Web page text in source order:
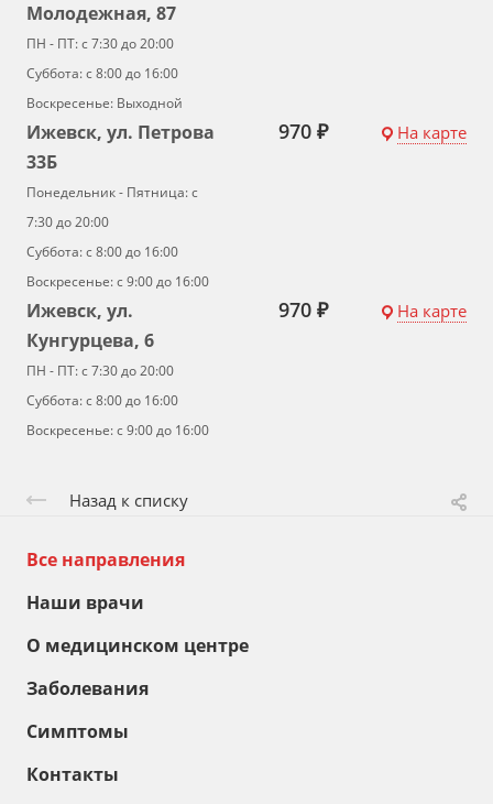
Молодежная, 87
ПН - ПТ: с 7:30 до 20:00
Суббота: с 8:00 до 16:00
Воскресенье: Выходной
Ижевск, ул. Петрова
33Б
Понедельник - Пятница: с
7:30 до 20:00
Суббота: с 8:00 до 16:00
Воскресенье: с 9:00 до 16:00
970 ₽ На карте
Ижевск, ул.
Кунгурцева, 6
ПН - ПТ: с 7:30 до 20:00
Суббота: с 8:00 до 16:00
Воскресенье: с 9:00 до 16:00
970 ₽ На карте
Назад к списку
Все направления
Наши врачи
О медицинском центре
Заболевания
Симптомы
Контакты